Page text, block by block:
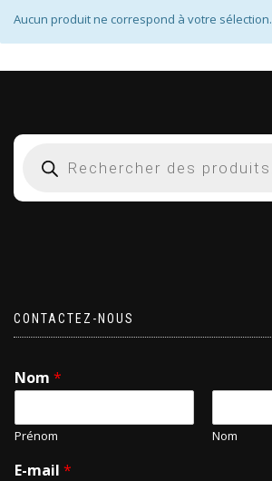
Aucun produit ne correspond à votre sélection.
CONTACTEZ-NOUS
Nom *
Prénom Nom
E-mail *